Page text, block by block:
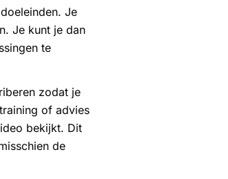
Je
Je kunt je dan
te
zodat je
of advies
bekijkt. Dit
de